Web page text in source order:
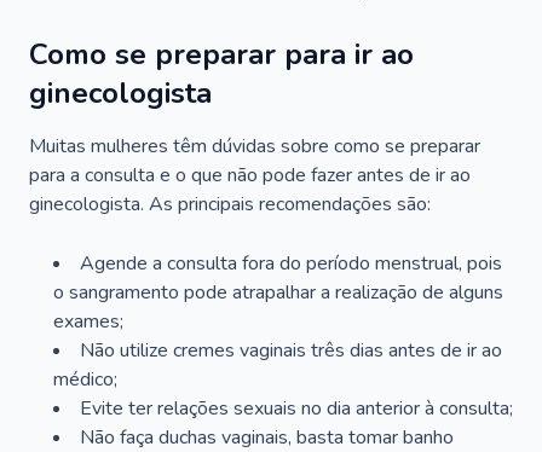
Como se preparar para ir ao
ginecologista
Muitas mulheres têm dúvidas sobre como se preparar
para a consulta e o que não pode fazer antes de ir ao
ginecologista. As principais recomendações são:
Agende a consulta fora do período menstrual, pois
o sangramento pode atrapalhar a realização de alguns
exames;
Não utilize cremes vaginais três dias antes de ir ao
médico;
Evite ter relações sexuais no dia anterior à consulta;
Não faça duchas vaginais, basta tomar banho